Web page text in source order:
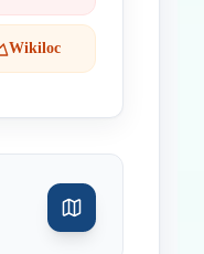
Wikiloc